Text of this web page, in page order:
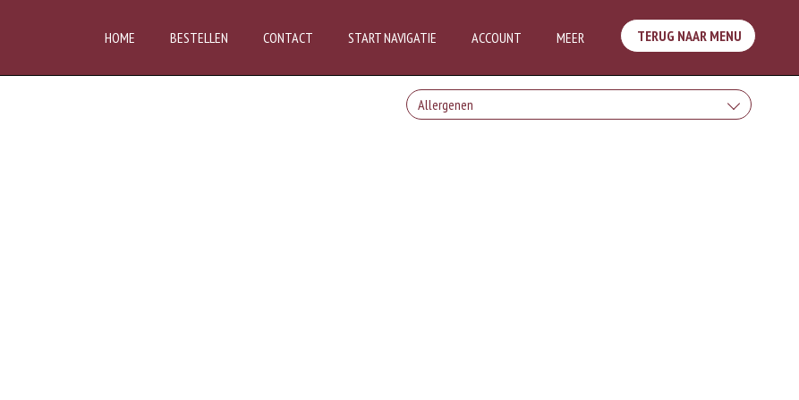
HOME BESTELLEN CONTACT START NAVIGATIE ACCOUNT MEER TERUG NAAR MENU
Allergenen